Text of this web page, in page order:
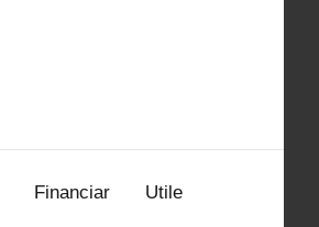
Financiar Utile